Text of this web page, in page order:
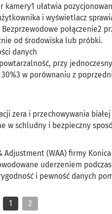
ułatwia
i wyświetlacz
połączenie2
od środowiska lub próbki.
danych
przy
30%3 w porównaniu z
zera i przechowywania
w schludny i bezpieczny
Adjustment (WAA) firmy
uderzeniem
i pewność danych
1 2